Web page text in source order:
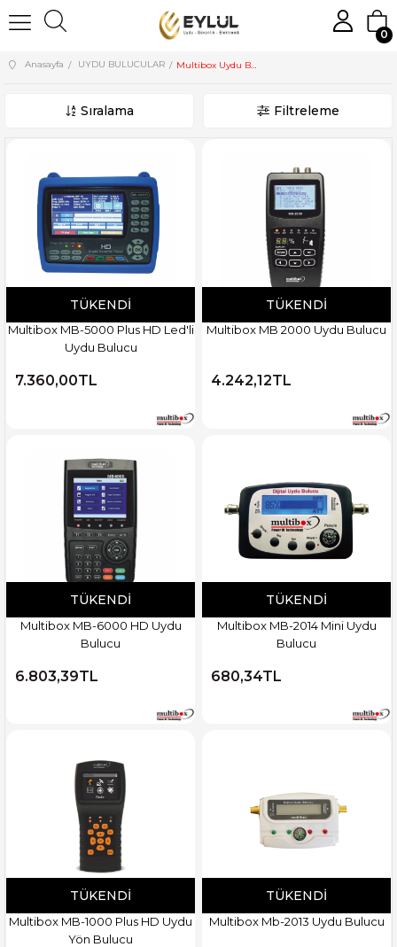
0
Anasayfa UYDU BULUCULAR
Filtreleme
Sıralama
TÜKENDI
Multibox MB-5000 Plus HD Led'li
Uydu Bulucu
7.360,00TL
TÜKENDI
Multibox MB 2000 Uydu Bulucu
4.242,12TL
TÜKENDI
Multibox MB-6000 HD Uydu
Bulucu
6.803,39TL
TÜKENDI
Multibox MB-2014 Mini Uydu
Bulucu
680,34TL
TÜKENDI
Multibox MB-1000 Plus HD Uydu
Yön Bulucu
TÜKENDI
Multibox Mb-2013 Uydu Bulucu